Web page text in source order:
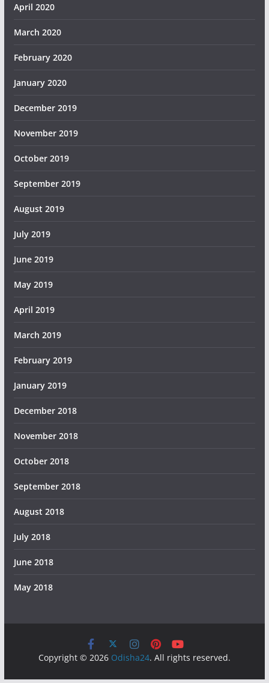
April 2020
March 2020
February 2020
January 2020
December 2019
November 2019
October 2019
September 2019
August 2019
July 2019
June 2019
May 2019
April 2019
March 2019
February 2019
January 2019
December 2018
November 2018
October 2018
September 2018
August 2018
July 2018
June 2018
May 2018
Copyright © 2026 Odisha24. All rights reserved.